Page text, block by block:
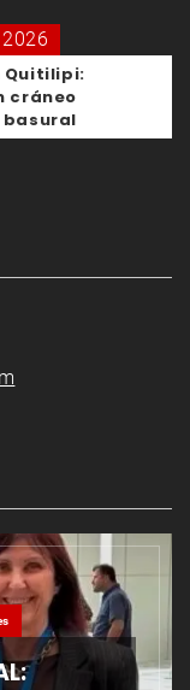
Quitilipi:
cráneo
basural